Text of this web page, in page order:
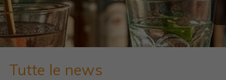
Tutte le news